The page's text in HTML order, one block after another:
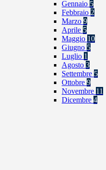
Gennaio 5
Febbraio 2
Marzo 9
Aprile 5
Maggio 10
Giugno 5
Luglio 1
Agosto 3
Settembre 5
Ottobre 9
Novembre 11
Dicembre 4